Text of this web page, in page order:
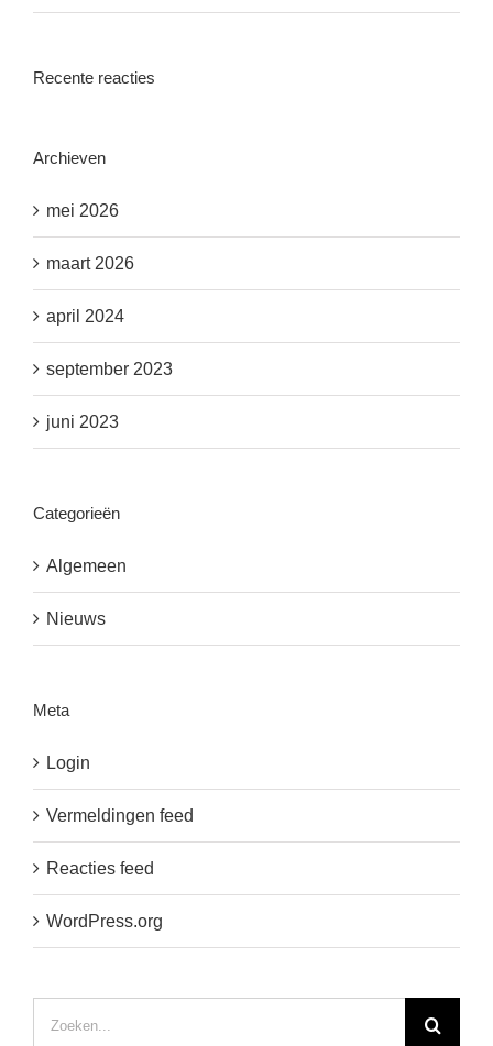
Recente reacties
Archieven
mei 2026
maart 2026
april 2024
september 2023
juni 2023
Categorieën
Algemeen
Nieuws
Meta
Login
Vermeldingen feed
Reacties feed
WordPress.org